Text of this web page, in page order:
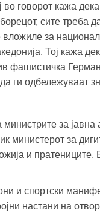
во говорот кажа
сите треба
вложиле за
Тој кажа
фашистичка
ги одбележуваат
за
министерот за
и
и спортски
настани на